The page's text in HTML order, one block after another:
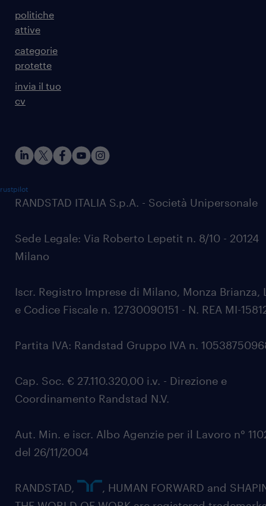
politiche
attive
categorie
protette
invia il tuo
cv
RANDSTAD ITALIA S.p.A. - Società Unipersonale
Sede Legale: Via Roberto Lepetit n. 8/10 - 20124
Milano
Iscr. Registro Imprese di Milano, Monza Brianza,
e Codice Fiscale n. 12730090151 - N. REA MI-
Partita IVA: Randstad Gruppo IVA n.
Cap. Soc. € 27.110.320,00 i.v. - Direzione e
Coordinamento Randstad N.V.
Aut. Min. e iscr. Albo Agenzie per il Lavoro n°
del 26/11/2004
RANDSTAD,
, HUMAN FORWARD and